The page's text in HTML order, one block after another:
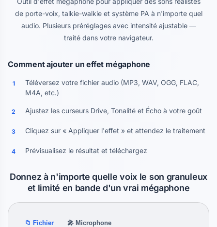
de porte-voix, talkie-walkie et système PA à n'importe quel
audio. Plusieurs préréglages avec intensité ajustable —
traité dans votre navigateur.
Comment ajouter un effet mégaphone
1
Téléversez votre fichier audio (MP3, WAV, OGG, FLAC,
M4A, etc.)
2 Ajustez les curseurs Drive, Tonalité et Écho à votre goût
3 Cliquez sur « Appliquer l'effet » et attendez le traitement
4 Prévisualisez le résultat et téléchargez
Donnez à n'importe quelle voix le son granuleux
et limité en bande d'un vrai mégaphone
📁 Fichier 🎤 Microphone